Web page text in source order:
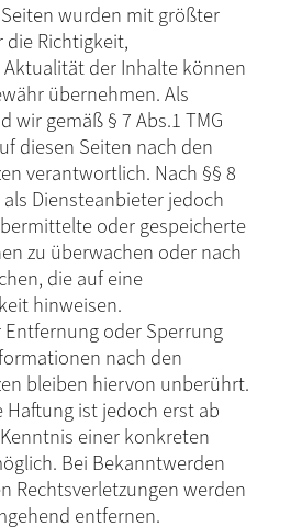
wurden mit größter
die Richtigkeit,
der Inhalte können
übernehmen. Als
wir gemäß § 7 Abs.1 TMG
diesen Seiten nach den
verantwortlich. Nach §§ 8
Diensteanbieter jedoch
oder gespeicherte
zu überwachen oder nach
die auf eine
hinweisen.
oder Sperrung
nach den
bleiben hiervon unberührt.
Haftung ist jedoch erst ab
einer konkreten
Bei Bekanntwerden
Rechtsverletzungen werden
entfernen.